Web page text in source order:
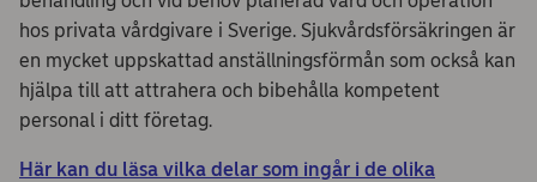
hos privata vårdgivare i Sverige. Sjukvårdsförsäkringen är
en mycket uppskattad anställningsförmån som också kan
hjälpa till att attrahera och bibehålla kompetent
personal i ditt företag.
Här kan du läsa vilka delar som ingår i de olika